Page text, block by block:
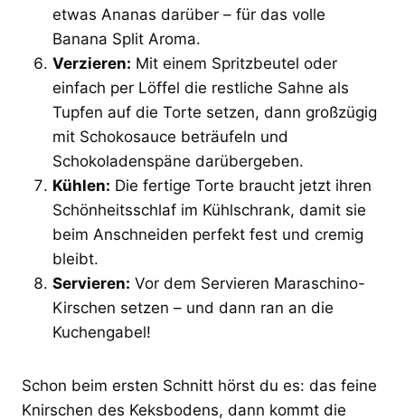
etwas Ananas darüber – für das volle
Banana Split Aroma.
Verzieren: Mit einem Spritzbeutel oder
einfach per Löffel die restliche Sahne als
Tupfen auf die Torte setzen, dann großzügig
mit Schokosauce beträufeln und
Schokoladenspäne darübergeben.
Kühlen: Die fertige Torte braucht jetzt ihren
Schönheitsschlaf im Kühlschrank, damit sie
beim Anschneiden perfekt fest und cremig
bleibt.
Servieren: Vor dem Servieren Maraschino-
Kirschen setzen – und dann ran an die
Kuchengabel!
Schon beim ersten Schnitt hörst du es: das feine
Knirschen des Keksbodens, dann kommt die